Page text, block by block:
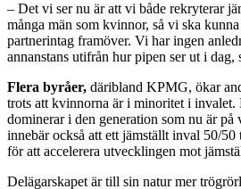
– Det vi ser nu är att vi både rekryterar
många män som kvinnor, så vi ska
partnerintag framöver. Vi har ingen
annanstans utifrån hur pipen ser ut i dag,
Flera byråer, däribland KPMG, ökar
trots att kvinnorna är i minoritet i invalet.
dominerar i den generation som nu är på
innebär också att ett jämställt inval 50/
för att accelerera utvecklingen mot
Delägarskapet är till sin natur mer